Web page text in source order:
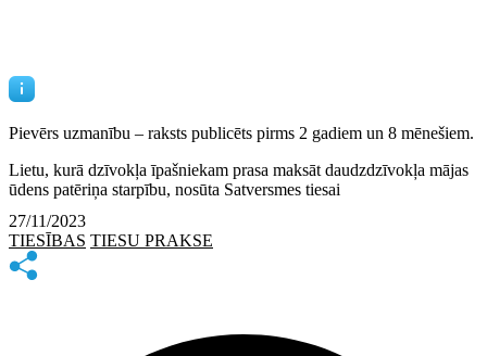
Pievērs uzmanību – raksts publicēts pirms 2 gadiem un 8 mēnešiem.
Lietu, kurā dzīvokļa īpašniekam prasa maksāt daudzdzīvokļa mājas
ūdens patēriņa starpību, nosūta Satversmes tiesai
27/11/2023
TIESĪBAS TIESU PRAKSE